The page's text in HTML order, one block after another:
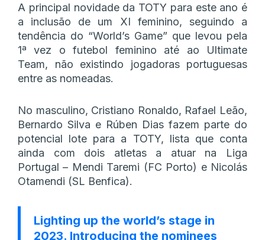
A principal novidade da TOTY para este ano é
a inclusão de um XI feminino, seguindo a
tendência do “World’s Game” que levou pela
1ª vez o futebol feminino até ao Ultimate
Team, não existindo jogadoras portuguesas
entre as nomeadas.
No masculino, Cristiano Ronaldo, Rafael Leão,
Bernardo Silva e Rúben Dias fazem parte do
potencial lote para a TOTY, lista que conta
ainda com dois atletas a atuar na Liga
Portugal – Mendi Taremi (FC Porto) e Nicolás
Otamendi (SL Benfica).
Lighting up the world’s stage in
2023. Introducing the nominees